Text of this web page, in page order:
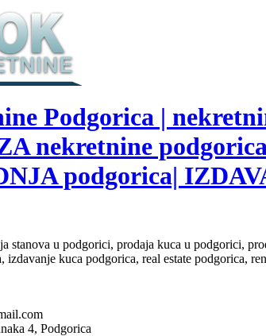
Podgorica |
nekretnine
podgorica|
stanova u podgorici, prodaja kuca u podgorici,
izdavanje kuca podgorica, real estate podgorica,
4, Podgorica